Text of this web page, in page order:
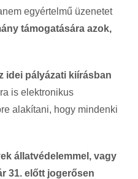
egyértelmű üzenetet
támogatására azok,
idei pályázati kiírásban
is elektronikus
alakítani, hogy mindenki
állatvédelemmel, vagy
31. előtt jogerősen